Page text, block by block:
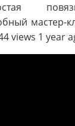
мастер-
views 1 year